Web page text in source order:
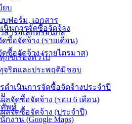
ยบ
ฟอร์ม, เอกสาร
ารอิเล็กทรอนิกส์
กข์เรื่องทั่วไป
จริตและประพฤติมิชอบ
ศัพท์
งาน (Google Maps)
นินการจัดซื้อจัดจ้าง
ซื้อจัดจ้าง (รายเดือน)
ดซื้อจัดจ้าง (รายไตรมาส)
ดำเนินการจัดซื้อจัดจ้างประจำปี
ลจัดซื้อจัดจ้าง (รอบ 6 เดือน)
ลจัดซื้อจัดจ้าง (ประจำปี)